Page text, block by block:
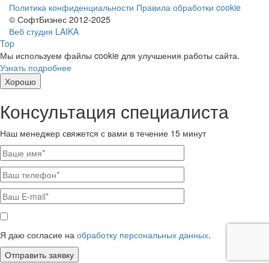
Политика конфиденциальности Правила обработки cookie
© СофтБизнес 2012-2025
Веб студия LAIKA
Top
Мы используем файлы cookie для улучшения работы сайта.
Узнать подробнее
Хорошо
Консультация специалиста
Наш менеджер свяжется с вами в течение 15 минут
Я даю согласие на обработку персональных данных.